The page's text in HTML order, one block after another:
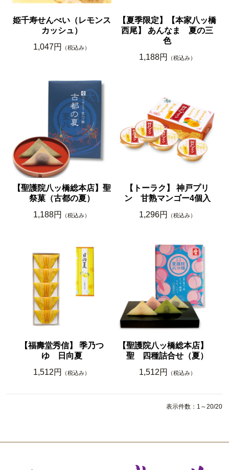
姫千寿せんべい（レモンス
カッシュ）
1,047円
（税込み）
【夏季限定】【本家八ッ橋
西尾】 あんなま 夏の三
色
1,188円
（税込み）
【聖護院八ッ橋総本店】聖
祭菓（古都の夏）
1,188円
（税込み）
【トーラク】 神戸プリ
ン 甘熟マンゴー4個入
1,296円
（税込み）
【福壽堂秀信】 季乃つ
ゆ 日向夏
1,512円
（税込み）
【聖護院八ッ橋総本店】
聖 四種詰合せ（夏）
1,512円
（税込み）
表示件数：1～20/20